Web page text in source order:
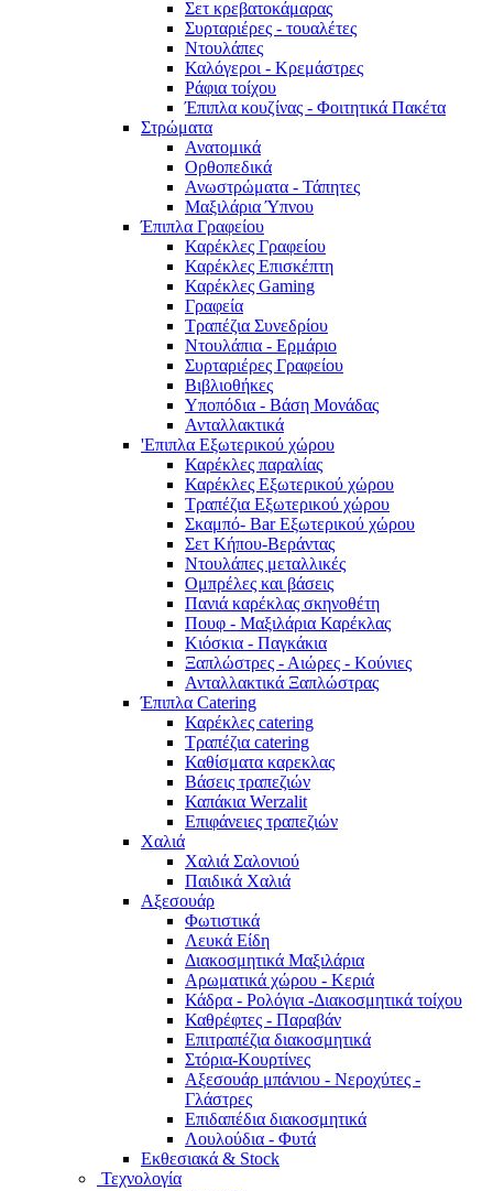
Σετ κρεβατοκάμαρας
Συρταριέρες - τουαλέτες
Ντουλάπες
Καλόγεροι - Κρεμάστρες
Ράφια τοίχου
Έπιπλα κουζίνας - Φοιτητικά Πακέτα
Στρώματα
Ανατομικά
Ορθοπεδικά
Ανωστρώματα - Τάπητες
Μαξιλάρια Ύπνου
Έπιπλα Γραφείου
Καρέκλες Γραφείου
Καρέκλες Επισκέπτη
Καρέκλες Gaming
Γραφεία
Τραπέζια Συνεδρίου
Ντουλάπια - Ερμάριο
Συρταριέρες Γραφείου
Βιβλιοθήκες
Υποπόδια - Βάση Μονάδας
Ανταλλακτικά
'Επιπλα Εξωτερικού χώρου
Καρέκλες παραλίας
Καρέκλες Εξωτερικού χώρου
Τραπέζια Εξωτερικού χώρου
Σκαμπό- Bar Εξωτερικού χώρου
Σετ Κήπου-Βεράντας
Ντουλάπες μεταλλικές
Ομπρέλες και βάσεις
Πανιά καρέκλας σκηνοθέτη
Πουφ - Μαξιλάρια Καρέκλας
Κιόσκια - Παγκάκια
Ξαπλώστρες - Αιώρες - Κούνιες
Ανταλλακτικά Ξαπλώστρας
Έπιπλα Catering
Καρέκλες catering
Τραπέζια catering
Καθίσματα καρεκλας
Βάσεις τραπεζιών
Καπάκια Werzalit
Επιφάνειες τραπεζιών
Χαλιά
Χαλιά Σαλονιού
Παιδικά Χαλιά
Αξεσουάρ
Φωτιστικά
Λευκά Είδη
Διακοσμητικά Μαξιλάρια
Αρωματικά χώρου - Κεριά
Κάδρα - Ρολόγια -Διακοσμητικά τοίχου
Καθρέφτες - Παραβάν
Επιτραπέζια διακοσμητικά
Στόρια-Κουρτίνες
Αξεσουάρ μπάνιου - Νεροχύτες -
Γλάστρες
Επιδαπέδια διακοσμητικά
Λουλούδια - Φυτά
Εκθεσιακά & Stock
Τεχνολογία